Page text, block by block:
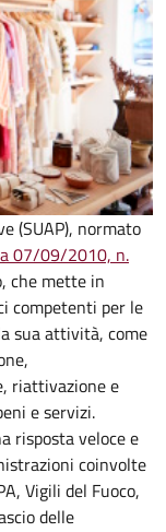
(SUAP), normato
07/09/2010, n.
che mette in
competenti per le
sua attività, come
riattivazione e
e servizi.
risposta veloce e
coinvolte
Vigili del Fuoco,
delle